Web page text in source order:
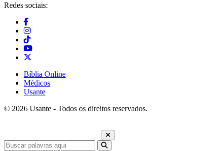
Redes sociais:
Bíblia Online
Médicos
Usante
© 2026 Usante - Todos os direitos reservados.